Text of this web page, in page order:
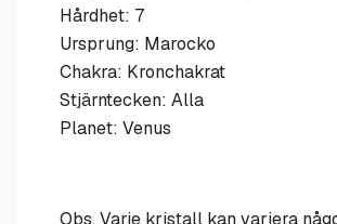
Hårdhet: 7
Ursprung: Marocko
Chakra: Kronchakrat
Stjärntecken: Alla
Planet: Venus
Obs. Varje kristall kan variera